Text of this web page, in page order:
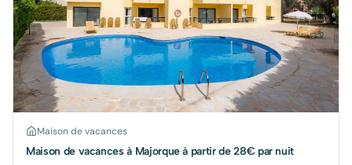
Maison de vacances
Maison de vacances à Majorque à partir de 28€ par nuit